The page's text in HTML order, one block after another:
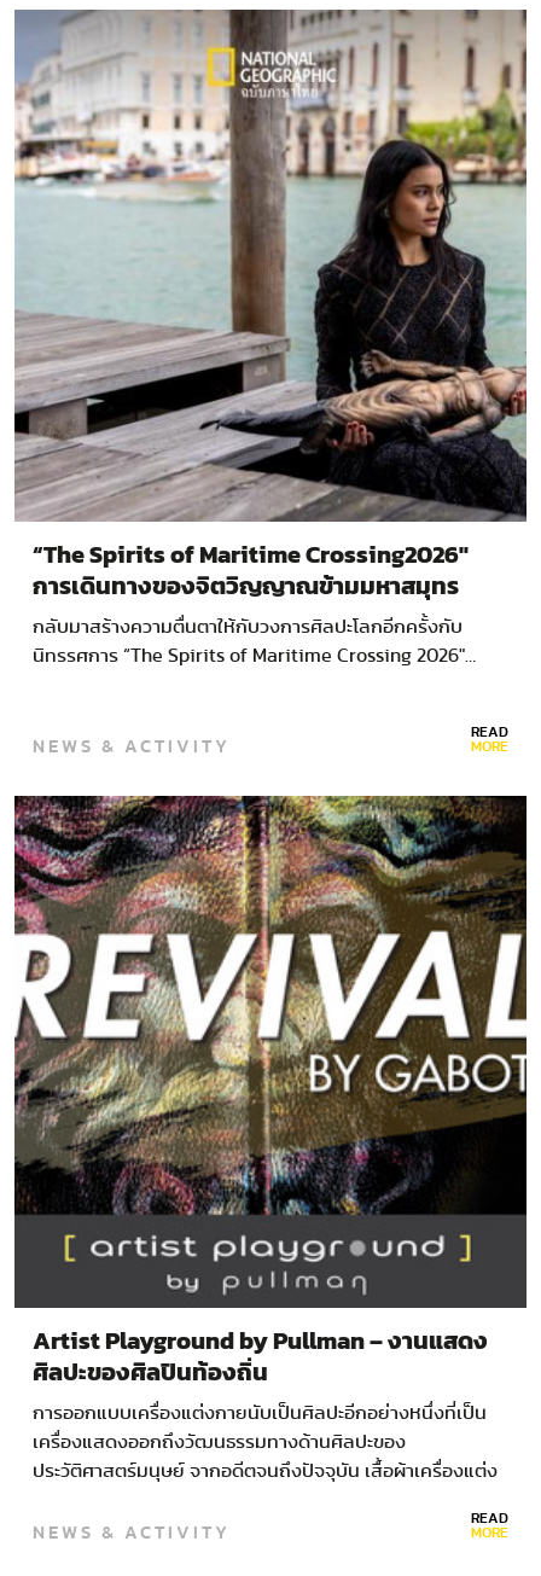
“The Spirits of Maritime Crossing2026″
การเดินทางของจิตวิญญาณข้ามมหาสมุทร
กลับมาสร้างความตื่นตาให้กับวงการศิลปะโลกอีกครั้งกับ
นิทรรศการ “The Spirits of Maritime Crossing 2026″…
NEWS & ACTIVITY READ
MORE
Artist Playground by Pullman – งานแสดง
ศิลปะของศิลปินท้องถิ่น
การออกแบบเครื่องแต่งกายนับเป็นศิลปะอีกอย่างหนึ่งที่เป็น
เครื่องแสดงออกถึงวัฒนธรรมทางด้านศิลปะของ
ประวัติศาสตร์มนุษย์ จากอดีตจนถึงปัจจุบัน เสื้อผ้าเครื่องแต่ง
นั้นๆ และเปรียบเสมือนผลงานศิลปะที่เคลื่อนที่ได้ เป็นเครื่อง
NEWS & ACTIVITY READ
MORE